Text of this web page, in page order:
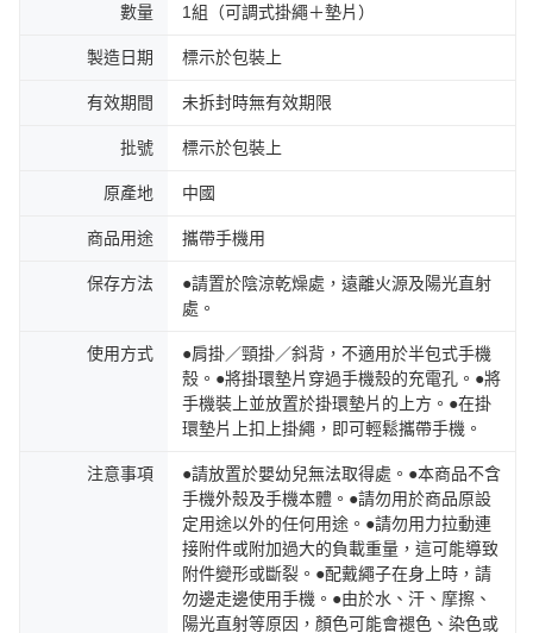
數量 1組（可調式掛繩＋墊片）
製造日期 標示於包裝上
有效期間 未拆封時無有效期限
批號 標示於包裝上
原產地 中國
商品用途 攜帶手機用
保存方法
●請置於陰涼乾燥處，遠離火源及陽光直射
處。
使用方式
●肩掛／頸掛／斜背，不適用於半包式手機
殼。●將掛環墊片穿過手機殼的充電孔。●將
手機裝上並放置於掛環墊片的上方。●在掛
環墊片上扣上掛繩，即可輕鬆攜帶手機。
注意事項
●請放置於嬰幼兒無法取得處。●本商品不含
手機外殼及手機本體。●請勿用於商品原設
定用途以外的任何用途。●請勿用力拉動連
接附件或附加過大的負載重量，這可能導致
附件變形或斷裂。●配戴繩子在身上時，請
勿邊走邊使用手機。●由於水、汗、摩擦、
陽光直射等原因，顏色可能會褪色、染色或